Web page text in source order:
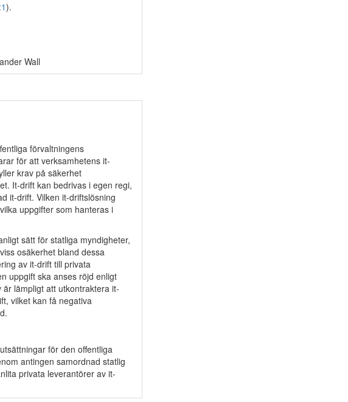
).
Wall
förvaltningens
för att verksamhetens it-
krav på säkerhet
It-drift kan bedrivas i egen regi,
it-drift. Vilken it-driftslösning
uppgifter som hanteras i
sätt för statliga myndigheter,
osäkerhet bland dessa
av it-drift till privata
uppgift ska anses röjd enligt
lämpligt att utkontraktera it-
vilket kan få negativa
för den offentliga
antingen samordnad statlig
privata leverantörer av it-